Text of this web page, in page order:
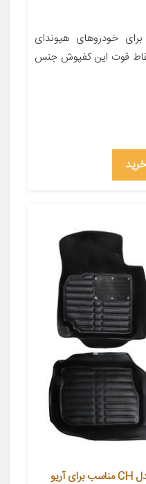
خودروهای هیوندای
قوت این کفپوش جنس
کفپوش سه بعدی خودرو پانیذ مدل CH مناسب برای آریو